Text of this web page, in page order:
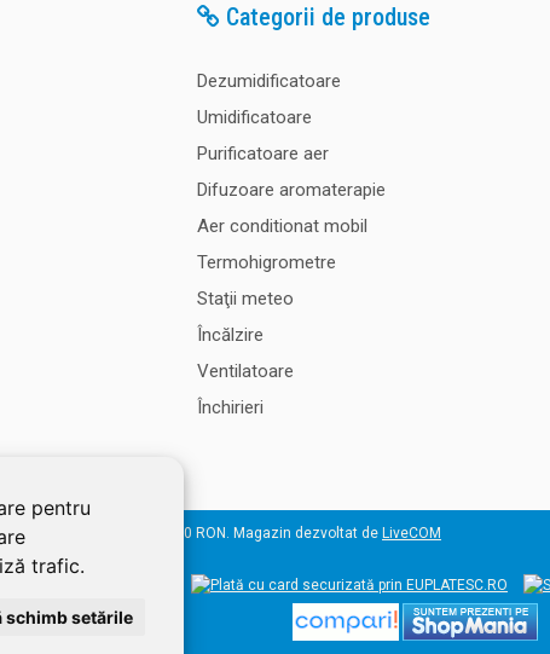
pentru
trafic.
schimb setările
Categorii de produse
Dezumidificatoare
Umidificatoare
Purificatoare aer
Difuzoare aromaterapie
Aer conditionat mobil
Termohigrometre
Staţii meteo
Încălzire
Ventilatoare
Închirieri
2005, Cap Social: 50.000 RON. Magazin dezvoltat de LiveCOM